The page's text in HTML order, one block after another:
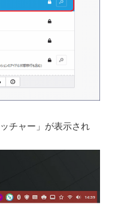
チャー」が表示され